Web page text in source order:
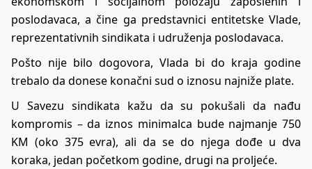
poslodavaca, a čine ga predstavnici entitetske Vlade,
reprezentativnih sindikata i udruženja poslodavaca.
Pošto nije bilo dogovora, Vlada bi do kraja godine
trebalo da donese konačni sud o iznosu najniže plate.
U Savezu sindikata kažu da su pokušali da nađu
kompromis – da iznos minimalca bude najmanje 750
KM (oko 375 evra), ali da se do njega dođe u dva
koraka, jedan početkom godine, drugi na proljeće.